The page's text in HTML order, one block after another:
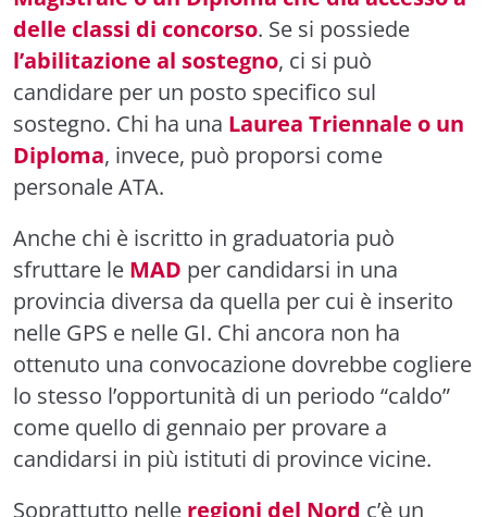
delle classi di concorso. Se si possiede
l’abilitazione al sostegno, ci si può
candidare per un posto specifico sul
sostegno. Chi ha una Laurea Triennale o un
Diploma, invece, può proporsi come
personale ATA.
Anche chi è iscritto in graduatoria può
sfruttare le MAD per candidarsi in una
provincia diversa da quella per cui è inserito
nelle GPS e nelle GI. Chi ancora non ha
ottenuto una convocazione dovrebbe cogliere
lo stesso l’opportunità di un periodo “caldo”
come quello di gennaio per provare a
candidarsi in più istituti di province vicine.
Soprattutto nelle regioni del Nord c’è un